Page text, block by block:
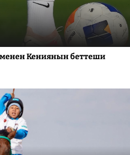
Кениянын беттеши